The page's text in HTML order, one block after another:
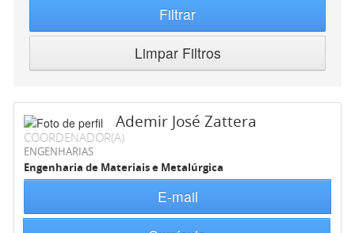
Filtrar
Limpar Filtros
Ademir José Zattera
COORDENADOR(A)
ENGENHARIAS
Engenharia de Materiais e Metalúrgica
E-mail